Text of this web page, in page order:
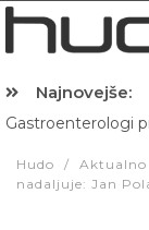
Najnovejše:
Gastroenterologi
Hudo / Aktualno
nadaljuje: Jan